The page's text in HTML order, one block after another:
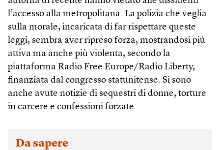
l’accesso alla metropolitana. La polizia che veglia
sulla morale, incaricata di far rispettare queste
leggi, sembra aver ripreso forza, mostrandosi più
attiva ma anche più violenta, secondo la
piattaforma Radio Free Europe/Radio Liberty,
finanziata dal congresso statunitense. Si sono
anche avute notizie di sequestri di donne, torture
in carcere e confessioni forzate.
Da sapere